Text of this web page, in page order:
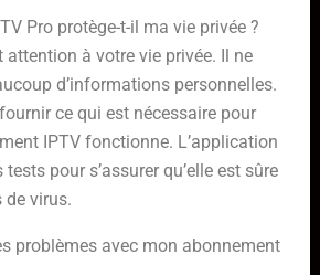
Pro protège-t-il ma vie privée ?
attention à votre vie privée. Il ne
d’informations personnelles.
fournir ce qui est nécessaire pour
IPTV fonctionne. L’application
pour s’assurer qu’elle est sûre
de virus.
problèmes avec mon abonnement